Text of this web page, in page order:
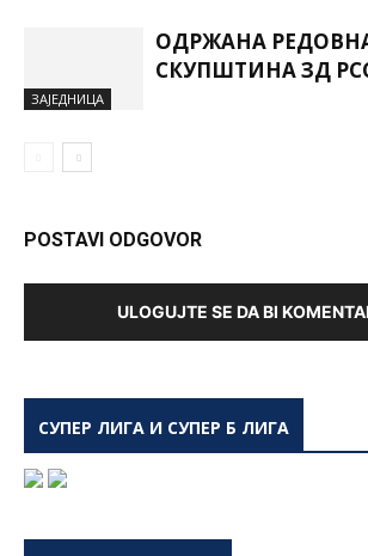
ЗАЈЕДНИЦА
ОДРЖАНА
СКУПШТИНА ЗД
POSTAVI ODGOVOR
ULOGUJTE SE DA BI
СУПЕР ЛИГА И СУПЕР Б ЛИГА